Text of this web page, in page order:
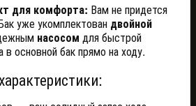
для комфорта: Вам не придется
уже укомплектован двойной
насосом для быстрой
в основной бак прямо на ходу.